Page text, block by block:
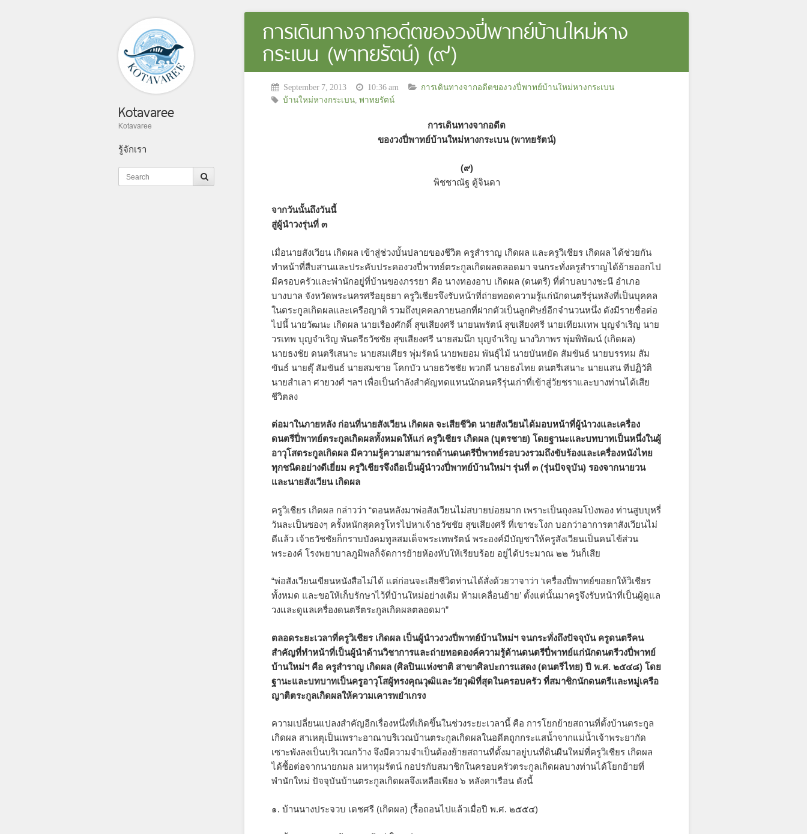
Kotavaree
Kotavaree
รู้จักเรา
การเดินทางจากอดีตของวงปี่พาทย์บ้านใหม่หาง
กระเบน (พาทยรัตน์) (๙)
September 7, 2013 10:36 am
การเดินทางจากอดีตของวงปี่พาทย์บ้านใหม่หางกระเบน
บ้านใหม่หางกระเบน พาทยรัตน์
การเดินทางจากอดีต
ของวงปี่พาทย์บ้านใหม่หางกระเบน (พาทยรัตน์)
(๙)
พิชชาณัฐ ตู้จินดา
จากวันนั้นถึงวันนี้
สู่ผู้นำวงรุ่นที่ ๓
เมื่อนายสังเวียน เกิดผล เข้าสู่ช่วงบั้นปลายของชีวิต ครูสำราญ เกิดผล และครูวิเชียร เกิดผล ได้ช่วยกัน
ทำหน้าที่สืบสานและประคับประคองวงปี่พาทย์ตระกูลเกิดผลตลอดมา จนกระทั่งครูสำราญได้ย้ายออกไป
มีครอบครัวและพำนักอยู่ที่บ้านของภรรยา คือ นางทองอาบ เกิดผล (ดนตรี) ที่ตำบลบางชะนี อำเภอ
บางบาล จังหวัดพระนครศรีอยุธยา ครูวิเชียรจึงรับหน้าที่ถ่ายทอดความรู้แก่นักดนตรีรุ่นหลังที่เป็นบุคคล
ในตระกูลเกิดผลและเครือญาติ รวมถึงบุคคลภายนอกที่ฝากตัวเป็นลูกศิษย์อีกจำนวนหนึ่ง ดังมีรายชื่อต่อ
ไปนี้ นายวัฒนะ เกิดผล นายเรืองศักดิ์ สุขเสียงศรี นายนพรัตน์ สุขเสียงศรี นายเทียมเทพ บุญจำเริญ นาย
วรเทพ บุญจำเริญ พันตรีธวัชชัย สุขเสียงศรี นายสมนึก บุญจำเริญ นางวิภาพร พุ่มพิพัฒน์ (เกิดผล)
นายธงชัย ดนตรีเสนาะ นายสมเศียร พุ่มรัตน์ นายพยอม พันธุ์ไม้ นายบันหยัด สัมขันธ์ นายบรรทม สัม
ขันธ์ นายตุ๊ สัมขันธ์ นายสมชาย โคกบัว นายธวัชชัย พวกดี นายธงไทย ดนตรีเสนาะ นายแสน ทีปฏิวัติ
นายสำเลา ศายวงศ์ ฯลฯ เพื่อเป็นกำลังสำคัญทดแทนนักดนตรีรุ่นเก่าที่เข้าสู่วัยชราและบางท่านได้เสีย
ชีวิตลง
ต่อมาในภายหลัง ก่อนที่นายสังเวียน เกิดผล จะเสียชีวิต นายสังเวียนได้มอบหน้าที่ผู้นำวงและเครื่อง
ดนตรีปี่พาทย์ตระกูลเกิดผลทั้งหมดให้แก่ ครูวิเชียร เกิดผล (บุตรชาย) โดยฐานะและบทบาทเป็นหนึ่งในผู้
อาวุโสตระกูลเกิดผล มีความรู้ความสามารถด้านดนตรีปี่พาทย์รอบวงรวมถึงขับร้องและเครื่องหนังไทย
ทุกชนิดอย่างดีเยี่ยม ครูวิเชียรจึงถือเป็นผู้นำวงปี่พาทย์บ้านใหม่ฯ รุ่นที่ ๓ (รุ่นปัจจุบัน) รองจากนายวน
และนายสังเวียน เกิดผล
ครูวิเชียร เกิดผล กล่าวว่า “ตอนหลังมาพ่อสังเวียนไม่สบายบ่อยมาก เพราะเป็นถุงลมโป่งพอง ท่านสูบบุหรี่
วันละเป็นซองๆ ครั้งหนักสุดครูโทรไปหาเจ้าธวัชชัย สุขเสียงศรี ที่เขาชะโงก บอกว่าอาการตาสังเวียนไม่
ดีแล้ว เจ้าธวัชชัยก็กราบบังคมทูลสมเด็จพระเทพรัตน์ พระองค์มีบัญชาให้ครูสังเวียนเป็นคนไข้ส่วน
พระองค์ โรงพยาบาลภูมิพลก็จัดการย้ายห้องหับให้เรียบร้อย อยู่ได้ประมาณ ๒๒ วันก็เสีย
“พ่อสังเวียนเขียนหนังสือไม่ได้ แต่ก่อนจะเสียชีวิตท่านได้สั่งด้วยวาจาว่า ‘เครื่องปี่พาทย์ขอยกให้วิเชียร
ทั้งหมด และขอให้เก็บรักษาไว้ที่บ้านใหม่อย่างเดิม ห้ามเคลื่อนย้าย’ ตั้งแต่นั้นมาครูจึงรับหน้าที่เป็นผู้ดูแล
วงและดูแลเครื่องดนตรีตระกูลเกิดผลตลอดมา”
ตลอดระยะเวลาที่ครูวิเชียร เกิดผล เป็นผู้นำวงวงปี่พาทย์บ้านใหม่ฯ จนกระทั่งถึงปัจจุบัน ครูดนตรีคน
สำคัญที่ทำหน้าที่เป็นผู้นำด้านวิชาการและถ่ายทอดองค์ความรู้ด้านดนตรีปี่พาทย์แก่นักดนตรีวงปี่พาทย์
บ้านใหม่ฯ คือ ครูสำราญ เกิดผล (ศิลปินแห่งชาติ สาขาศิลปะการแสดง (ดนตรีไทย) ปี พ.ศ. ๒๕๔๘) โดย
ฐานะและบทบาทเป็นครูอาวุโสผู้ทรงคุณวุฒิและวัยวุฒิที่สุดในครอบครัว ที่สมาชิกนักดนตรีและหมู่เครือ
ญาติตระกูลเกิดผลให้ความเคารพยำเกรง
ความเปลี่ยนแปลงสำคัญอีกเรื่องหนึ่งที่เกิดขึ้นในช่วงระยะเวลานี้ คือ การโยกย้ายสถานที่ตั้งบ้านตระกูล
เกิดผล สาเหตุเป็นเพราะอาณาบริเวณบ้านตระกูลเกิดผลในอดีตถูกกระแสน้ำจากแม่น้ำเจ้าพระยากัด
เซาะพังลงเป็นบริเวณกว้าง จึงมีความจำเป็นต้องย้ายสถานที่ตั้งมาอยู่บนที่ดินผืนใหม่ที่ครูวิเชียร เกิดผล
ได้ซื้อต่อจากนายกมล มหาทุมรัตน์ กอปรกับสมาชิกในครอบครัวตระกูลเกิดผลบางท่านได้โยกย้ายที่
พำนักใหม่ ปัจจุบันบ้านตระกูลเกิดผลจึงเหลือเพียง ๖ หลังคาเรือน ดังนี้
๑. บ้านนางประจวบ เดชศรี (เกิดผล) (รื้อถอนไปแล้วเมื่อปี พ.ศ. ๒๕๕๔)